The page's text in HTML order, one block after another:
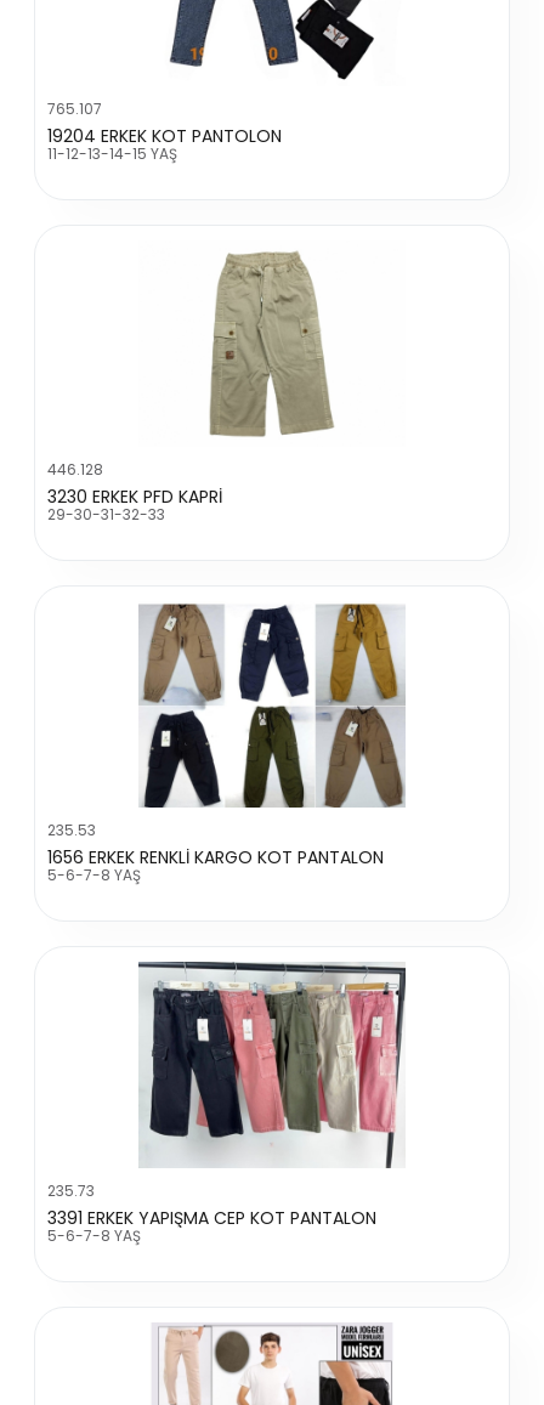
765.107
19204 ERKEK KOT PANTOLON
11-12-13-14-15 YAŞ
446.128
3230 ERKEK PFD KAPRİ
29-30-31-32-33
235.53
1656 ERKEK RENKLİ KARGO KOT PANTALON
5-6-7-8 YAŞ
235.73
3391 ERKEK YAPIŞMA CEP KOT PANTALON
5-6-7-8 YAŞ